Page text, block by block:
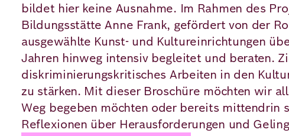
bildet hier keine Ausnahme. Im Rahmen des
Bildungsstätte Anne Frank, gefördert von der
ausgewählte Kunst- und Kultureinrichtungen
Jahren hinweg intensiv begleitet und beraten.
diskriminierungskritisches Arbeiten in den
zu stärken. Mit dieser Broschüre möchten wir
Weg begeben möchten oder bereits mittendrin
Reflexionen über Herausforderungen und